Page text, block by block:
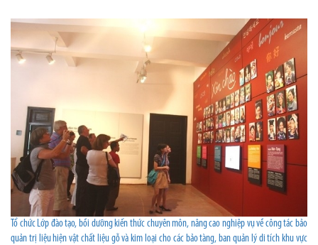
Tổ chức Lớp đào tạo, bồi dưỡng kiến thức chuyên môn, nâng cao nghiệp vụ về công tác bảo
quản trị liệu hiện vật chất liệu gỗ và kim loại cho các bảo tàng, ban quản lý di tích khu vực